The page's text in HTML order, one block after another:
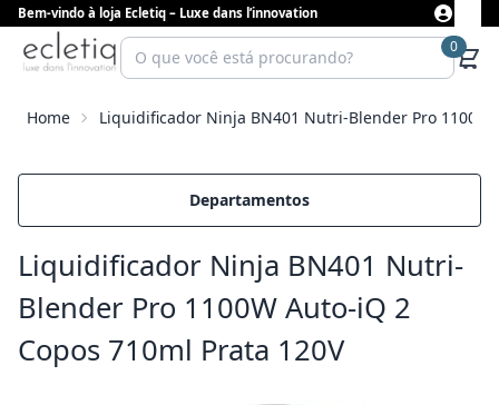
Bem-vindo à loja Ecletiq – Luxe dans l’innovation
0
Home Liquidificador Ninja BN401 Nutri-Blender Pro 1100W
Departamentos
Liquidificador Ninja BN401 Nutri-
Blender Pro 1100W Auto-iQ 2
Copos 710ml Prata 120V